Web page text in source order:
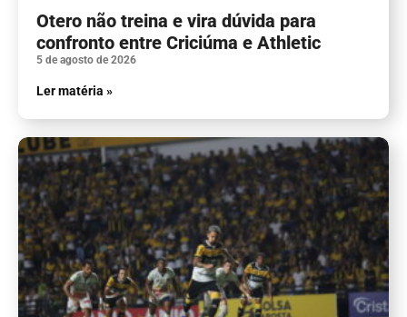
Otero não treina e vira dúvida para
confronto entre Criciúma e Athletic
5 de agosto de 2026
Ler matéria »